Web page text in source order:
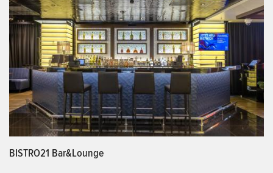
BISTRO21 Bar&Lounge